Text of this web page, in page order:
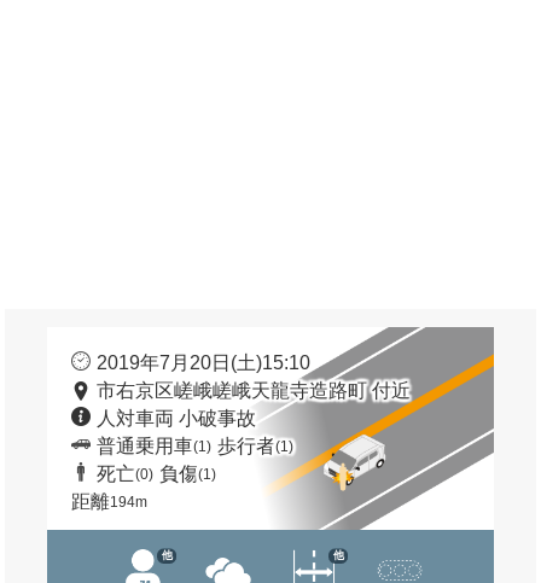
2019年7月20日(土)15:10
市右京区嵯峨嵯峨天龍寺造路町 付近
人対車両 小破事故
普通乗用車(1) 歩行者(1)
死亡(0) 負傷(1)
距離194m
他 他